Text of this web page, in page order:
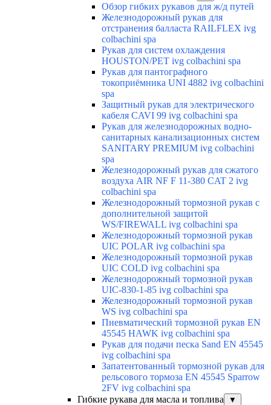
Обзор гибких рукавов для ж/д путей
Железнодорожный рукав для
отстранения балласта RAILFLEX ivg
colbachini spa
Рукав для систем охлаждения
HOUSTON/PET ivg colbachini spa
Рукав для пантографного
токоприёмника UNI 4882 ivg colbachini
spa
Защитный рукав для электрического
кабеля CAVI 99 ivg colbachini spa
Рукав для железнодорожных водно-
санитарных канализационных систем
SANITARY PREMIUM ivg colbachini
spa
Железнодорожный рукав для сжатого
воздуха AIR NF F 11-380 CAT 2 ivg
colbachini spa
Железнодорожный тормозной рукав с
дополнительной защитой
WS/FIREWALL ivg colbachini spa
Железнодорожный тормозной рукав
UIC POLAR ivg colbachini spa
Железнодорожный тормозной рукав
UIC COLD ivg colbachini spa
Железнодорожный тормозной рукав
UIC-830-1-85 ivg colbachini spa
Железнодорожный тормозной рукав
WS ivg colbachini spa
Пневматический тормозной рукав EN
45545 HAWK ivg colbachini spa
Рукав для подачи песка Sand EN 45545
ivg colbachini spa
Запатентованный тормозной рукав для
рельсового тормоза EN 45545 Sparrow
2FV ivg colbachini spa
Гибкие рукава для масла и топлива
▼